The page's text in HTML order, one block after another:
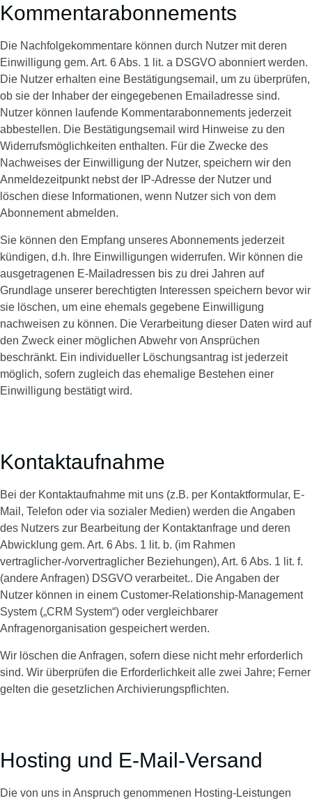
Kommentarabonnements
Die Nachfolgekommentare können durch Nutzer mit deren
Einwilligung gem. Art. 6 Abs. 1 lit. a DSGVO abonniert werden.
Die Nutzer erhalten eine Bestätigungsemail, um zu überprüfen,
ob sie der Inhaber der eingegebenen Emailadresse sind.
Nutzer können laufende Kommentarabonnements jederzeit
abbestellen. Die Bestätigungsemail wird Hinweise zu den
Widerrufsmöglichkeiten enthalten. Für die Zwecke des
Nachweises der Einwilligung der Nutzer, speichern wir den
Anmeldezeitpunkt nebst der IP-Adresse der Nutzer und
löschen diese Informationen, wenn Nutzer sich von dem
Abonnement abmelden.
Sie können den Empfang unseres Abonnements jederzeit
kündigen, d.h. Ihre Einwilligungen widerrufen. Wir können die
ausgetragenen E-Mailadressen bis zu drei Jahren auf
Grundlage unserer berechtigten Interessen speichern bevor wir
sie löschen, um eine ehemals gegebene Einwilligung
nachweisen zu können. Die Verarbeitung dieser Daten wird auf
den Zweck einer möglichen Abwehr von Ansprüchen
beschränkt. Ein individueller Löschungsantrag ist jederzeit
möglich, sofern zugleich das ehemalige Bestehen einer
Einwilligung bestätigt wird.
Kontaktaufnahme
Bei der Kontaktaufnahme mit uns (z.B. per Kontaktformular, E-
Mail, Telefon oder via sozialer Medien) werden die Angaben
des Nutzers zur Bearbeitung der Kontaktanfrage und deren
Abwicklung gem. Art. 6 Abs. 1 lit. b. (im Rahmen
vertraglicher-/vorvertraglicher Beziehungen), Art. 6 Abs. 1 lit. f.
(andere Anfragen) DSGVO verarbeitet.. Die Angaben der
Nutzer können in einem Customer-Relationship-Management
System („CRM System“) oder vergleichbarer
Anfragenorganisation gespeichert werden.
Wir löschen die Anfragen, sofern diese nicht mehr erforderlich
sind. Wir überprüfen die Erforderlichkeit alle zwei Jahre; Ferner
gelten die gesetzlichen Archivierungspflichten.
Hosting und E-Mail-Versand
Die von uns in Anspruch genommenen Hosting-Leistungen